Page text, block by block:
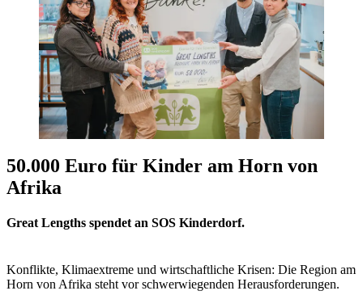
50.000 Euro für Kinder am Horn von
Afrika
Great Lengths spendet an SOS Kinderdorf.
Konflikte, Klimaextreme und wirtschaftliche Krisen: Die Region am
Horn von Afrika steht vor schwerwiegenden Herausforderungen.